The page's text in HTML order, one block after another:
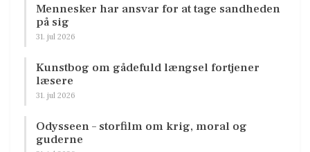
Mennesker har ansvar for at tage sandheden
på sig
31. jul 2026
Kunstbog om gådefuld længsel fortjener
læsere
31. jul 2026
Odysseen – storfilm om krig, moral og
guderne